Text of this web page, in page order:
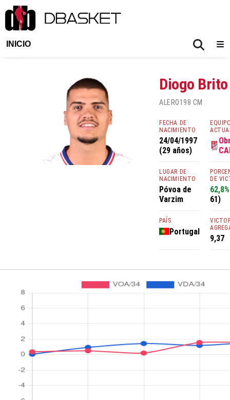
INICIO
Diogo Brito
ALERO198 CM
FECHA DE
NACIMIENTO
24/04/1997
(29 años)
LUGAR DE
NACIMIENTO
Póvoa de
Varzim
PAÍS
Portugal
DE
61)
9,37